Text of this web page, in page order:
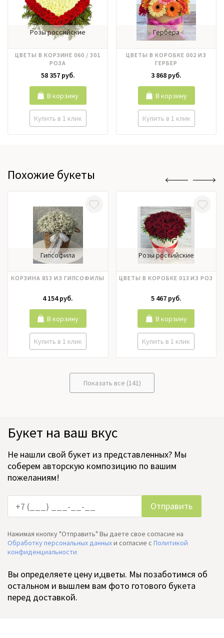
Розы российские
ЦВЕТЫ В КОРЗИНЕ 060 / 301
РОЗА
58 357 руб.
Купить в 1 клик
В корзину
Гербера
ЦВЕТЫ В КОРОБКЕ 002 ИЗ
ГЕРБЕР
3 868 руб.
Купить в 1 клик
В корзину
Похожие букеты
Гипсофила
КОРЗИНА 853 ИЗ ГИПСОФИЛЫ
4 154 руб.
Купить в 1 клик
В корзину
Розы российские
ЦВЕТЫ В КОРОБКЕ 013 ИЗ РОЗ
5 467 руб.
Купить в 1 клик
В корзину
Показать все (141)
Букет на ваш вкус
Не нашли свой букет из представленных? Мы
соберем авторскую композицию по вашим
пожеланиям!
Нажимая кнопку "Отправить" Вы даете свое согласие на
Обработку персональных данныхи согласие c Политикой
конфиденциальности
Вы определяете цену и,цветы. Мы позаботимся об
остальном и вышлем вам фото готового букета
перед доставкой.